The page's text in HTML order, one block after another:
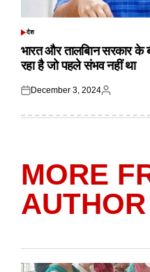
POSTED
देश
भारत और तालबिान सरकार के
रहा है जो पहले संभव नहीं था
Posted
December 3, 2024
Posted
MORE
AUTHOR